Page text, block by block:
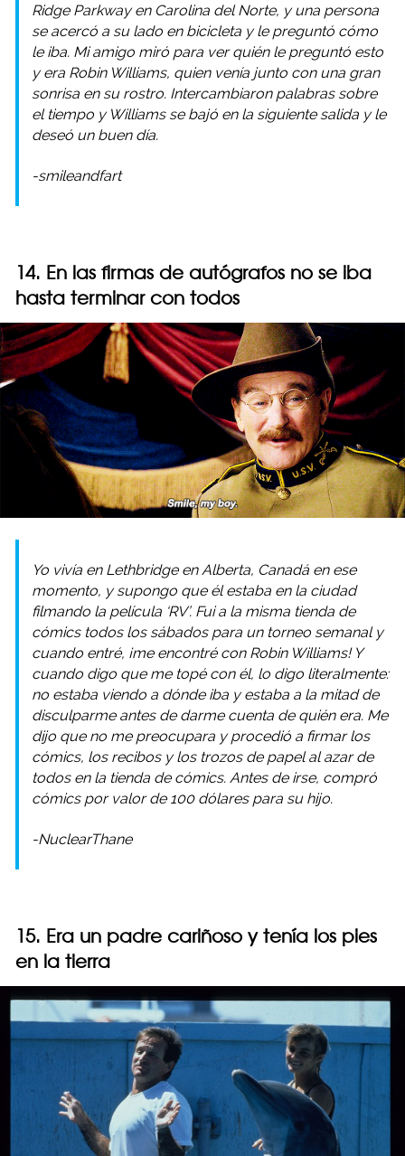
Ridge Parkway en Carolina del Norte, y una persona
se acercó a su lado en bicicleta y le preguntó cómo
le iba. Mi amigo miró para ver quién le preguntó esto
y era Robin Williams, quien venía junto con una gran
sonrisa en su rostro. Intercambiaron palabras sobre
el tiempo y Williams se bajó en la siguiente salida y le
deseó un buen día.
-smileandfart
14. En las firmas de autógrafos no se iba
hasta terminar con todos
Yo vivía en Lethbridge en Alberta, Canadá en ese
momento, y supongo que él estaba en la ciudad
filmando la película ‘RV’. Fui a la misma tienda de
cómics todos los sábados para un torneo semanal y
cuando entré, ¡me encontré con Robin Williams! Y
cuando digo que me topé con él, lo digo literalmente:
no estaba viendo a dónde iba y estaba a la mitad de
disculparme antes de darme cuenta de quién era. Me
dijo que no me preocupara y procedió a firmar los
cómics, los recibos y los trozos de papel al azar de
todos en la tienda de cómics. Antes de irse, compró
cómics por valor de 100 dólares para su hijo.
-NuclearThane
15. Era un padre cariñoso y tenía los pies
en la tierra